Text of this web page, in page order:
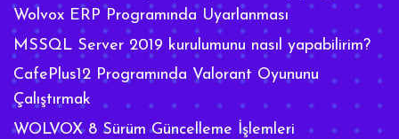
Wolvox ERP Programında Uyarlanması
MSSQL Server 2019 kurulumunu nasıl yapabilirim?
CafePlus12 Programında Valorant Oyununu
Çalıştırmak
WOLVOX 8 Sürüm Güncelleme İşlemleri